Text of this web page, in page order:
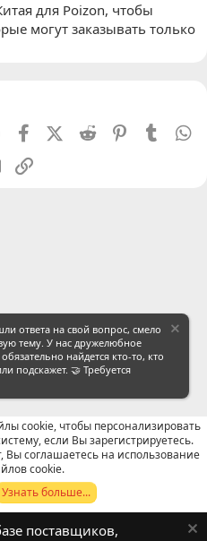
для Poizon, чтобы
могут заказывать только
FacebookX (Twitter)
Reddit PinterestTumblr
Электронная почта
ответа на свой вопрос, смело
тему. У нас дружелюбное
найдется кто-то, кто
подскажет. 🤝 Требуется
cookie, чтобы персонализировать
если Вы зарегистрируетесь.
Вы соглашаетесь на использование
cookie.
Узнать больше...
поставщиков,